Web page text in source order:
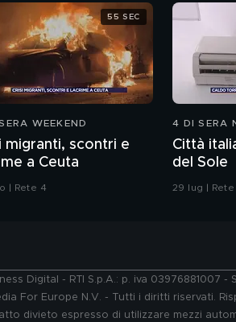
WEEKEND
migranti, scontri e
a Ceuta
| Rete 4
55 SEC
4 DI SERA
Città
del Sole
29 lug | Rete
Digital - RTI S.p.A.: p. iva
For Europe N.V. - Tutti i diritti riservati.
divieto espresso di utilizzare mezzi